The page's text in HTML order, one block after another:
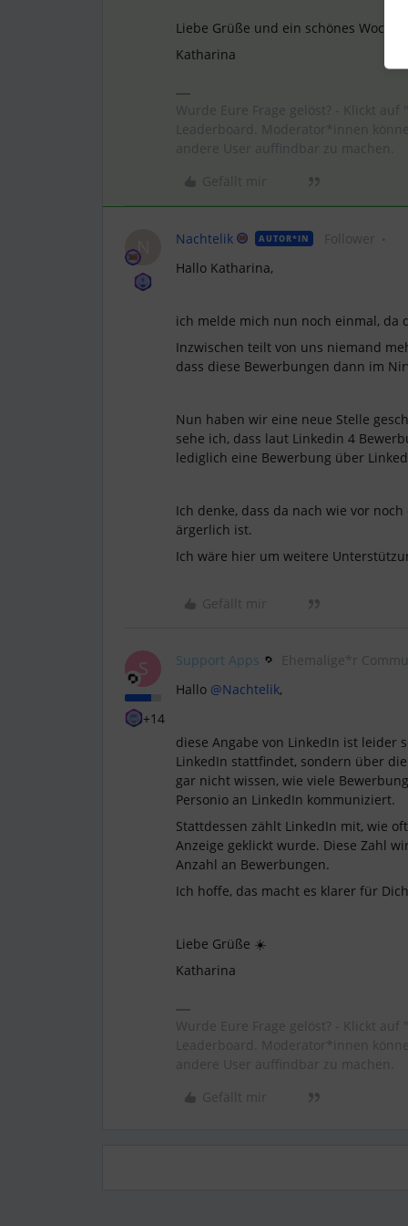
Liebe Grüße und ein schönes
Katharina
N Nachtelik AUTOR*IN Follower
Hallo Katharina,
ich melde mich nun noch einmal,
Inzwischen teilt von uns niemand
dass diese Bewerbungen dann im
Nun haben wir eine neue Stelle
sehe ich, dass laut Linkedin 4
lediglich eine Bewerbung über
Ich denke, dass da nach wie vor
ärgerlich ist.
Ich wäre hier um weitere
Gefällt mir
S
+14
Support Apps Ehemalige*r
Hallo @Nachtelik,
diese Angabe von LinkedIn ist
LinkedIn stattfindet, sondern über
gar nicht wissen, wie viele
Personio an LinkedIn kommuniziert.
Stattdessen zählt LinkedIn mit, wie
Anzeige geklickt wurde. Diese Zahl
Anzahl an Bewerbungen.
Ich hoffe, das macht es klarer für
Liebe Grüße ☀️
Katharina
Wurde Eure Frage gelöst? - Klickt
Leaderboard. Moderator*innen
andere User auffindbar zu machen.
Gefällt mir